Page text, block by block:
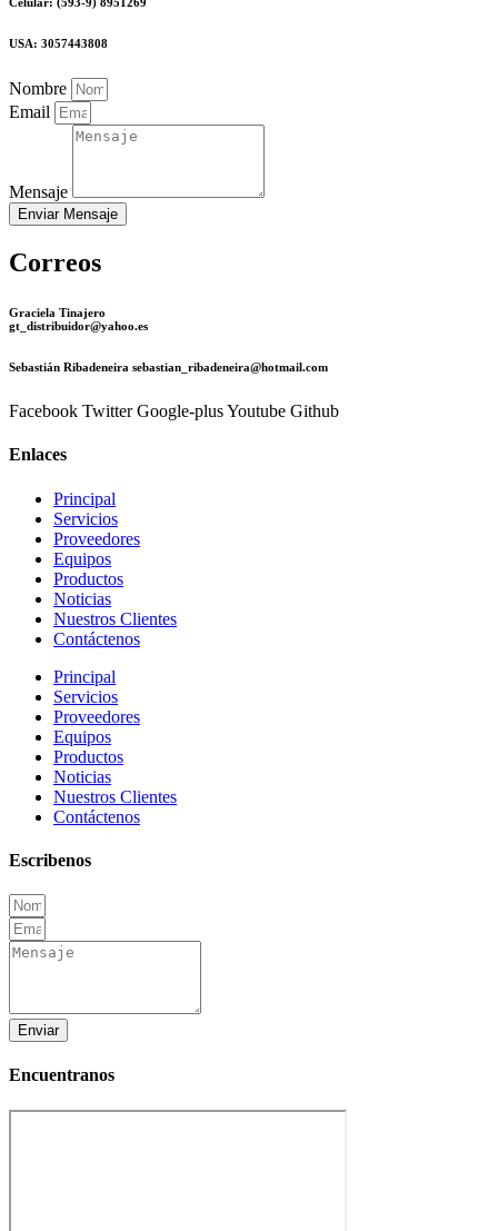
Celular: (593-9) 8951269
USA: 3057443808
Nombre
Email
Mensaje
Enviar Mensaje
Correos
Graciela Tinajero
gt_distribuidor@yahoo.es
Sebastián Ribadeneira sebastian_ribadeneira@hotmail.com
Facebook Twitter Google-plusYoutube Github
Enlaces
Principal
Servicios
Proveedores
Equipos
Productos
Noticias
Nuestros Clientes
Contáctenos
Principal
Servicios
Proveedores
Equipos
Productos
Noticias
Nuestros Clientes
Contáctenos
Escribenos
Enviar
Encuentranos